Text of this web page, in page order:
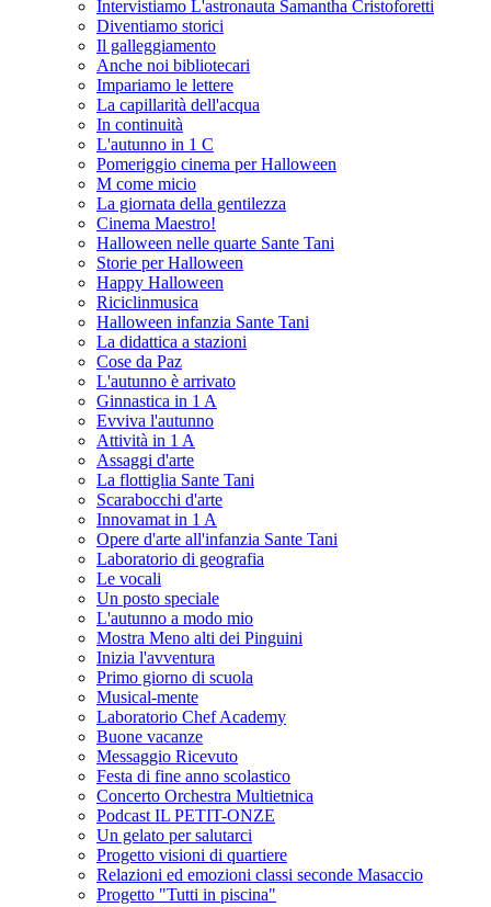
Intervistiamo L'astronauta Samantha Cristoforetti
Diventiamo storici
Il galleggiamento
Anche noi bibliotecari
Impariamo le lettere
La capillarità dell'acqua
In continuità
L'autunno in 1 C
Pomeriggio cinema per Halloween
M come micio
La giornata della gentilezza
Cinema Maestro!
Halloween nelle quarte Sante Tani
Storie per Halloween
Happy Halloween
Riciclinmusica
Halloween infanzia Sante Tani
La didattica a stazioni
Cose da Paz
L'autunno è arrivato
Ginnastica in 1 A
Evviva l'autunno
Attività in 1 A
Assaggi d'arte
La flottiglia Sante Tani
Scarabocchi d'arte
Innovamat in 1 A
Opere d'arte all'infanzia Sante Tani
Laboratorio di geografia
Le vocali
Un posto speciale
L'autunno a modo mio
Mostra Meno alti dei Pinguini
Inizia l'avventura
Primo giorno di scuola
Musical-mente
Laboratorio Chef Academy
Buone vacanze
Messaggio Ricevuto
Festa di fine anno scolastico
Concerto Orchestra Multietnica
Podcast IL PETIT-ONZE
Un gelato per salutarci
Progetto visioni di quartiere
Relazioni ed emozioni classi seconde Masaccio
Progetto "Tutti in piscina"